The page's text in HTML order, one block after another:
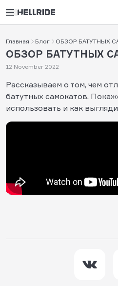
Главная Блог ОБЗОР БАТУТНЫХ
ОБЗОР БАТУТНЫХ
12 November 2022
Рассказываем о том, чем
батутных самокатов.
использовать и как